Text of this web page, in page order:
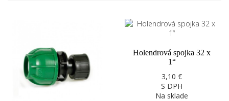
Holendrová spojka 32 x
1“
3,10 €
S DPH
Na sklade